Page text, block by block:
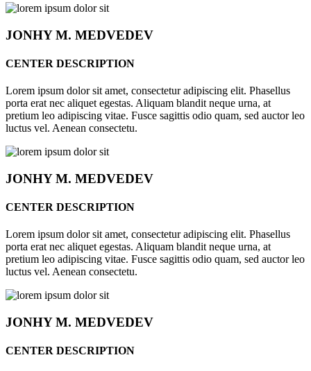
JONHYM. MEDVEDEV
CENTER DESCRIPTION
Lorem ipsum dolor sit amet, consectetur adipiscing elit. Phasellus
porta erat nec aliquet egestas. Aliquam blandit neque urna, at
pretium leo adipiscing vitae. Fusce sagittis odio quam, sed auctor leo
luctus vel. Aenean consectetu.
JONHYM. MEDVEDEV
CENTER DESCRIPTION
Lorem ipsum dolor sit amet, consectetur adipiscing elit. Phasellus
porta erat nec aliquet egestas. Aliquam blandit neque urna, at
pretium leo adipiscing vitae. Fusce sagittis odio quam, sed auctor leo
luctus vel. Aenean consectetu.
JONHYM. MEDVEDEV
CENTER DESCRIPTION